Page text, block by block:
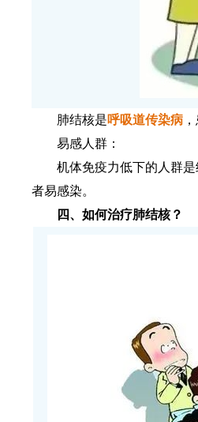
肺结核是呼吸道传染病
易感人群：
机体免疫力低下的人群
者易感染。
四、如何治疗肺结核？